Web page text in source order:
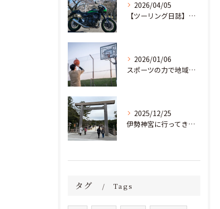
2026/04/05
【ツーリング日誌】桜満開！茨城の里山を駆け抜け、愛宕神社へ
2026/01/06
スポーツの力で地域と教育の未来を創る。部活動の「地域移行」に挑む若き起業家
2025/12/25
伊勢神宮に行ってきました！
タグ Tags